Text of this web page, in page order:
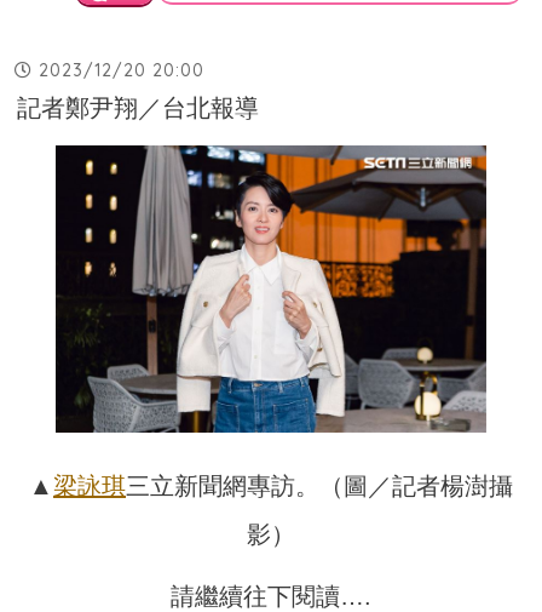
2023/12/20 20:00
記者鄭尹翔／台北報導
▲梁詠琪三立新聞網專訪。（圖／記者楊澍攝
影）
請繼續往下閱讀….